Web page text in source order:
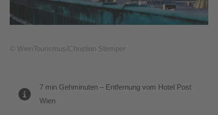
© WienTourismus/Christian Stemper
7 min Gehminuten – Entfernung vom Hotel Post
Wien